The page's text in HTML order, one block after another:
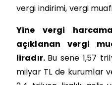
vergi indirimi, vergi
Yine vergi
açıklanan vergi
liradır. Bu sene 1,57
milyar TL de kurumlar